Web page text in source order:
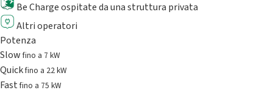
Be Charge ospitate da una struttura privata
Altri operatori
Potenza
Slowfino a 7 kW
Quickfino a 22 kW
Fastfino a 75 kW